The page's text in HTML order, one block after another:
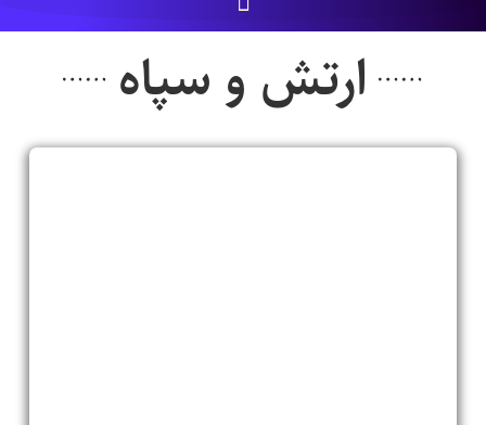
ارتش و سپاه